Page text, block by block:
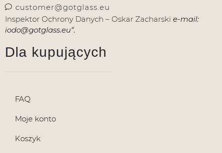
customer@gotglass.eu
Inspektor Ochrony Danych – Oskar Zacharski e-mail:
iodo@gotglass.eu”.
Dla kupujących
FAQ
Moje konto
Koszyk